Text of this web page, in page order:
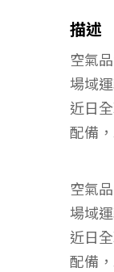
描述
空氣
場域
近日
配備
空氣
場域
近日
配備